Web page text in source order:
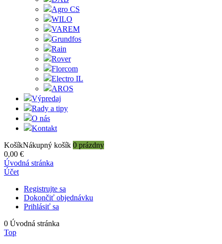
Agro CS
WILO
VAREM
Grundfos
Rain
Rover
Florcom
Electro IL
AROS
Výpredaj
Rady a tipy
O nás
Kontakt
KošíkNákupný košík 0 prázdny
0,00 €
Úvodná stránka
Účet
Registrujte sa
Dokončiť objednávku
Prihlásiť sa
0 Úvodná stránka
Top